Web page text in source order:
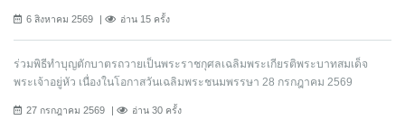
6 สิงหาคม 2569 อ่าน 15 ครั้ง
ร่วมพิธีทำบุญตักบาตรถวายเป็นพระราชกุศลเฉลิมพระเกียรติพระบาทสมเด็จ
พระเจ้าอยู่หัว เนื่องในโอกาสวันเฉลิมพระชนมพรรษา 28 กรกฎาคม 2569
27 กรกฎาคม 2569 อ่าน 30 ครั้ง